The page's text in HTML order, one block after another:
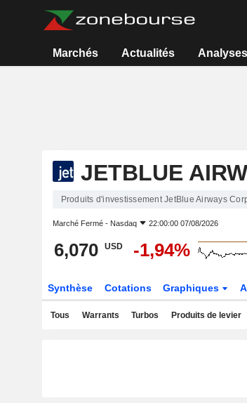
Marchés Actualités Analyses
JETBLUE
Produits d'investissement JetBlue Airways
Marché Fermé - Nasdaq 22:00:00 07/08/2026
6,070 USD -1,94%
Synthèse Cotations Graphiques
Tous Warrants Turbos Produits de levier